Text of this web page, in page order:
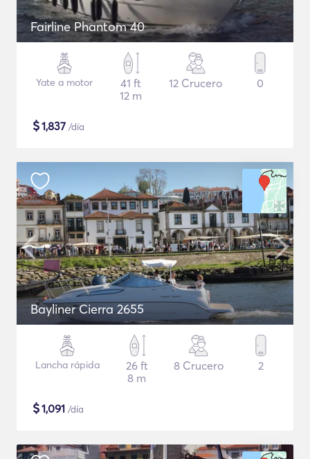
Fairline Phantom 40
Yate a motor
41 ft
12 m
12 Crucero 0
$1,837 /día
Bayliner Cierra 2655
Lancha rápida
26 ft
8 m
8 Crucero 2
$1,091 /día